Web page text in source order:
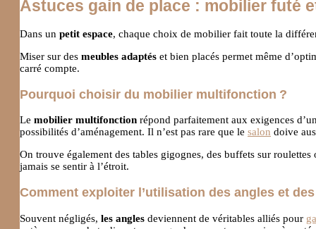
Astuces gain de place : mobilier futé
Dans un petit espace, chaque choix de mobilier fait toute la
Miser sur des meubles adaptés et bien placés permet même
carré compte.
Pourquoi choisir du mobilier multifonction ?
Le mobilier multifonction répond parfaitement aux exigences
possibilités d’aménagement. Il n’est pas rare que le salon doive
On trouve également des tables gigognes, des buffets sur
jamais se sentir à l’étroit.
Comment exploiter l’utilisation des angles et
Souvent négligés, les angles deviennent de véritables alliés pour